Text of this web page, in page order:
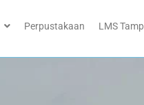
Perpustakaan LMS